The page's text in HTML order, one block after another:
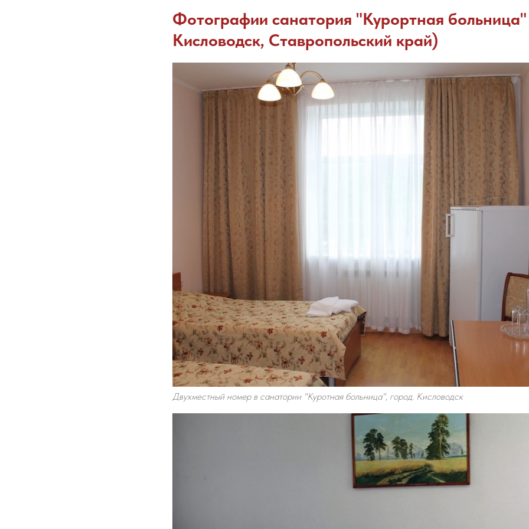
Фотографии санатория "Курортная больница"
Кисловодск, Ставропольский край)
Двухместный номер в санатории "Куротная больница", город. Кисловодск